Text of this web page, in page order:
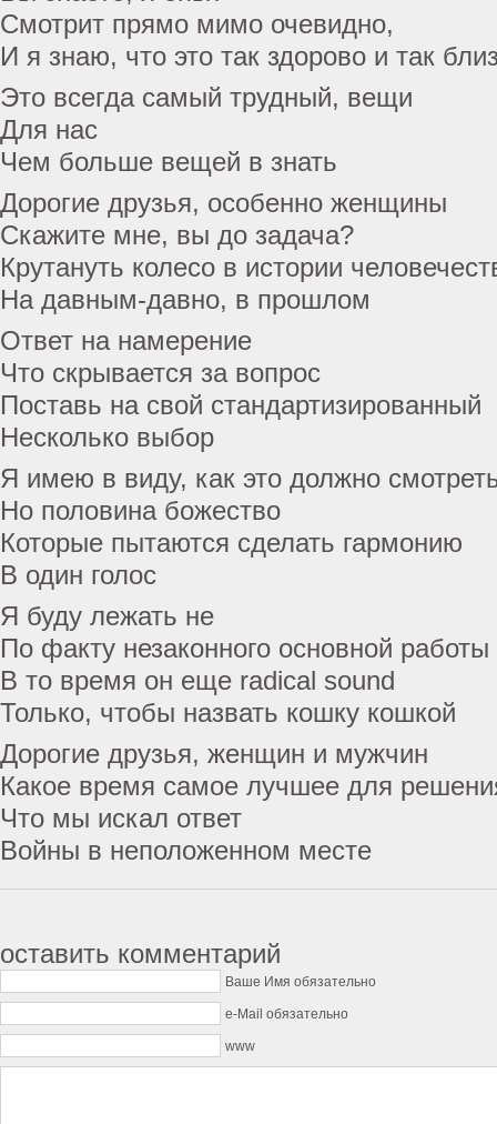
Смотрит прямо мимо очевидно,
И я знаю, что это так здорово и так
Это всегда самый трудный, вещи
Для нас
Чем больше вещей в знать
Дорогие друзья, особенно женщины
Скажите мне, вы до задача?
Крутануть колесо в истории
На давным-давно, в прошлом
Ответ на намерение
Что скрывается за вопрос
Поставь на свой стандартизированный
Несколько выбор
Я имею в виду, как это должно
Но половина божество
Которые пытаются сделать гармонию
В один голос
Я буду лежать не
По факту незаконного основной работы
В то время он еще radical sound
Только, чтобы назвать кошку кошкой
Дорогие друзья, женщин и мужчин
Какое время самое лучшее для
Что мы искал ответ
Войны в неположенном месте
оставить комментарий
Ваше Имя обязательно
e-Mail обязательно
www